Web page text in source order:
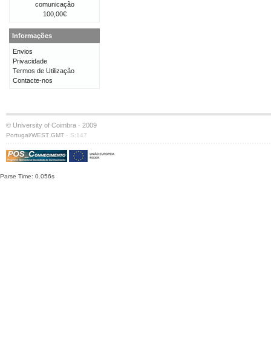
comunicação
100,00€
Informações
Envios
Privacidade
Termos de Utilização
Contacte-nos
© University of Coimbra · 2009
Portugal/WEST GMT · S:147
Parse Time: 0.056s